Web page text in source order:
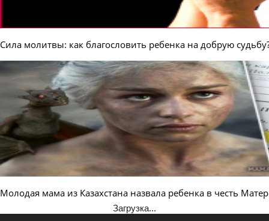
Сила молитвы: как благословить ребенка на добрую
Молодая мама из Казахстана назвала ребенка в честь
Загрузка...